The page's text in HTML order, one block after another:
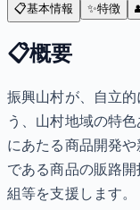
📋基本情報 ✨特徴
📋概要
振興山村が、自立
う、山村地域の特
にあたる商品開発
である商品の販路
組等を支援します。